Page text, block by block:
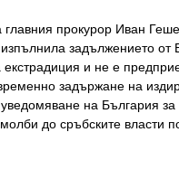
прокурор Иван
задължението от
екстрадиция и не е
задържане на
на България за
до сръбските власти